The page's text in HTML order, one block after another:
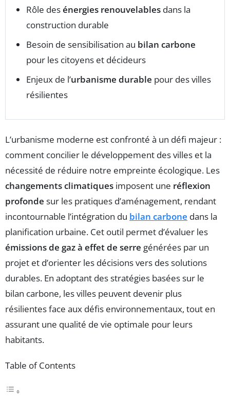
Rôle desénergies renouvelables dans la
construction durable
Besoin de sensibilisation au bilan carbone
pour les citoyens et décideurs
Enjeux de l’urbanisme durable pour des villes
résilientes
L’urbanisme moderne est confronté à un défi majeur :
comment concilier le développement des villes et la
nécessité de réduire notre empreinte écologique. Les
changements climatiques imposent une réflexion
profonde sur les pratiques d’aménagement, rendant
incontournable l’intégration du bilan carbone dans la
planification urbaine. Cet outil permet d’évaluer les
émissions de gaz à effet de serre générées par un
projet et d’orienter les décisions vers des solutions
durables. En adoptant des stratégies basées sur le
bilan carbone, les villes peuvent devenir plus
résilientes face aux défis environnementaux, tout en
assurant une qualité de vie optimale pour leurs
habitants.
Table of Contents